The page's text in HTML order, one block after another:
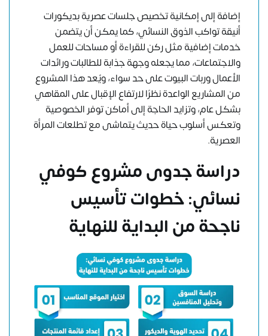
إضافة إلى إمكانية تخصيص جلسات عصرية بديكورات
أنيقة تواكب الذوق النسائي، كما يمكن أن يتضمن
خدمات إضافية مثل ركن للقراءة أو مساحات للعمل
والاجتماعات، مما يجعله وجهة جذابة للطالبات ورائدات
الأعمال وربات البيوت على حد سواء، ويُعد هذا المشروع
من المشاريع الواعدة نظرًا لارتفاع الإقبال على المقاهي
بشكل عام، وتزايد الحاجة إلى أماكن توفر الخصوصية
وتعكس أسلوب حياة حديث يتماشى مع تطلعات المرأة
العصرية.
دراسة جدوى مشروع كوفي
نسائي: خطوات تأسيس
ناجحة من البداية للنهاية